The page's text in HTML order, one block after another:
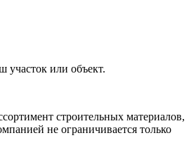
участок или объект.
строительных материалов,
не ограничивается только